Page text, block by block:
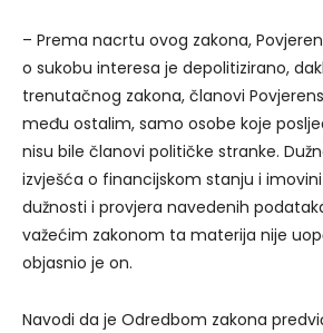
– Prema nacrtu ovog zakona,
o sukobu interesa je depolitizirano,
trenutačnog zakona, članovi
među ostalim, samo osobe koje
nisu bile članovi političke stranke.
izvješća o financijskom stanju i
dužnosti i provjera navedenih
važećim zakonom ta materija nije
objasnio je on.
Navodi da je Odredbom zakona